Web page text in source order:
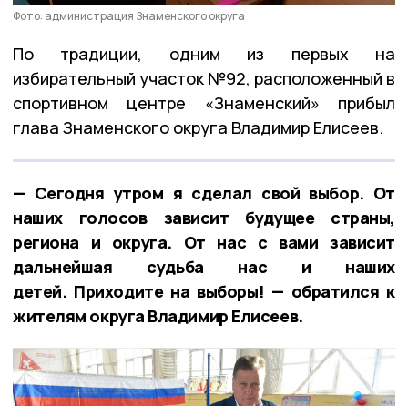
Фото: администрация Знаменского округа
По традиции, одним из первых на
избирательный участок №92, расположенный в
спортивном центре «Знаменский» прибыл
глава Знаменского округа Владимир Елисеев.
— Сегодня утром я сделал свой выбор. От
наших голосов зависит будущее страны,
региона и округа. От нас с вами зависит
дальнейшая судьба нас и наших
детей. Приходите на выборы! — обратился к
жителям округа Владимир Елисеев.